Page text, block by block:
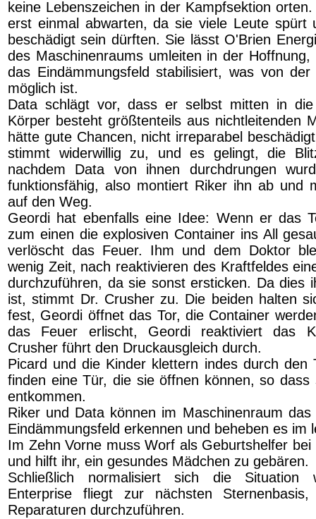
keine Lebenszeichen in der Kampfsektion
erst einmal abwarten, da sie viele Leute spürt
beschädigt sein dürften. Sie lässt O'Brien
des Maschinenraums umleiten in der
das Eindämmungsfeld stabilisiert, was von
möglich ist.
Data schlägt vor, dass er selbst mitten in
Körper besteht größtenteils aus nichtleitenden
hätte gute Chancen, nicht irreparabel
stimmt widerwillig zu, und es gelingt, die
nachdem Data von ihnen durchdrungen
funktionsfähig, also montiert Riker ihn ab und
auf den Weg.
Geordi hat ebenfalls eine Idee: Wenn er das
zum einen die explosiven Container ins All
verlöscht das Feuer. Ihm und dem Doktor
wenig Zeit, nach reaktivieren des Kraftfeldes
durchzuführen, da sie sonst ersticken. Da dies
ist, stimmt Dr. Crusher zu. Die beiden halten
fest, Geordi öffnet das Tor, die Container
das Feuer erlischt, Geordi reaktiviert das
Crusher führt den Druckausgleich durch.
Picard und die Kinder klettern indes durch den
finden eine Tür, die sie öffnen können, so dass
entkommen.
Riker und Data können im Maschinenraum
Eindämmungsfeld erkennen und beheben es im
Im Zehn Vorne muss Worf als Geburtshelfer bei
und hilft ihr, ein gesundes Mädchen zu gebären.
Schließlich normalisiert sich die Situation
Enterprise fliegt zur nächsten
Reparaturen durchzuführen.